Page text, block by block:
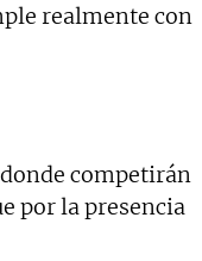
realmente con
competirán
por la presencia